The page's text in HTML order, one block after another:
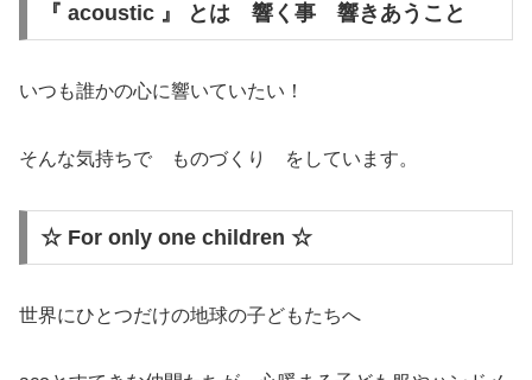
『 acoustic 』 とは 響く事 響きあうこと
いつも誰かの心に響いていたい！
そんな気持ちで ものづくり をしています。
☆ For only one children ☆
世界にひとつだけの地球の子どもたちへ